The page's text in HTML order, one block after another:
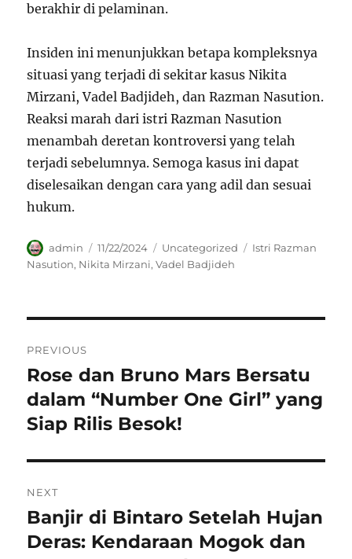
berakhir di pelaminan.
Insiden ini menunjukkan betapa kompleksnya
situasi yang terjadi di sekitar kasus Nikita
Mirzani, Vadel Badjideh, dan Razman Nasution.
Reaksi marah dari istri Razman Nasution
menambah deretan kontroversi yang telah
terjadi sebelumnya. Semoga kasus ini dapat
diselesaikan dengan cara yang adil dan sesuai
hukum.
Author
admin
Posted
on
11/22/2024 Categories
Uncategorized Tags
Istri Razman
Nasution, Nikita Mirzani,Vadel Badjideh
pos
PREVIOUS
Previous
post:
Rose dan Bruno Mars Bersatu
dalam “Number One Girl” yang
Siap Rilis Besok!
NEXT
Next
post:
Banjir di Bintaro Setelah Hujan
Deras: Kendaraan Mogok dan